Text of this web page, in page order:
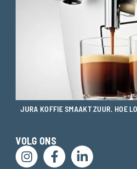
JURA KOFFIE SMAAKT ZUUR. HOE
VOLG ONS